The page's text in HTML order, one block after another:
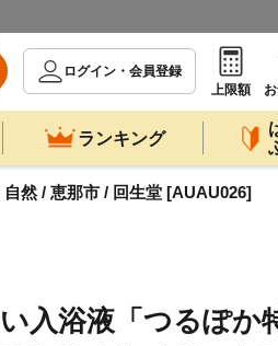
ログイン・会員登録
上限額
ランキング
自然 / 恵那市 / 回生堂 [AUAU026]
入浴液「つるぽか